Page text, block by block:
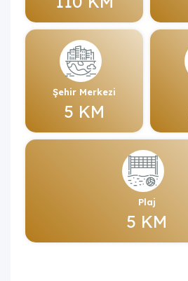
Şehir Merkezi
5 KM
Plaj
5 KM